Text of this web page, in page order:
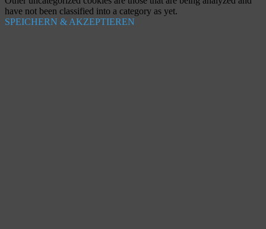
have not been classified into a category as yet.
SPEICHERN & AKZEPTIEREN